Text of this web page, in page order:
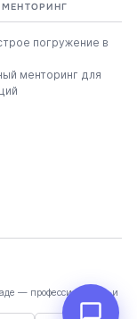
погружение в
менторинг для
— профессионально и